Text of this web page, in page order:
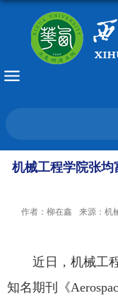
机械工程学院张
作者：柳在鑫 来源：机
近日，机械工
知名期刊《